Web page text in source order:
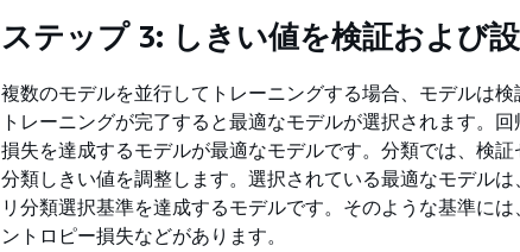
ステップ 3: しきい値を検証および
複数のモデルを並行してトレーニングする場合、モデルは検
トレーニングが完了すると最適なモデルが選択されます。
損失を達成するモデルが最適なモデルです。分類では、検
分類しきい値を調整します。選択されている最適なモデル
リ分類選択基準を達成するモデルです。そのような基準に
ントロピー損失などがあります。